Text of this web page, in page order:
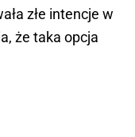
złe intencje w
że taka opcja